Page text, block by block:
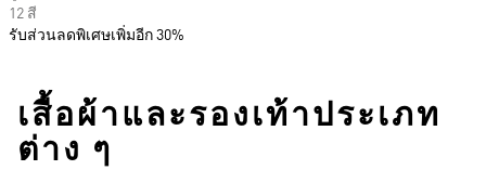
12 สี
รับส่วนลดพิเศษเพิ่มอีก 30%
เสื้อผ้าและรองเท้าประเภท
ต่าง ๆ